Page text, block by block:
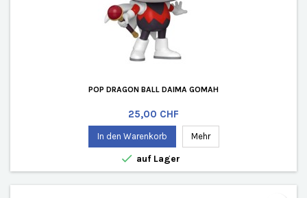
POP DRAGON BALL DAIMA GOMAH
Preis
25,00 CHF
In den Warenkorb Mehr
 auf Lager